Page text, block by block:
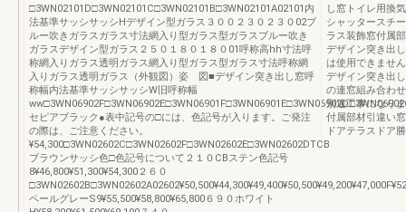
□3WN02101D□3WN02101C□3WN02101B□3WN02101A02101内
法基準サッシサッシHデザイン型ガラス３００２３０２３０02ブ
ルー吹きガラスガラス寸法網入り型ガラス型ガラスブルー吹き
ガラスデザイン型ガラス２５０１８０１８０01呼称高hh寸法呼
称網入りガラス透明ガラス網入り型ガラス型ガラス寸法呼称網
入りガラス透明ガラス（外観図）姿 図■デザイン突き出し窓呼
称幅内法基準サッシサッシW旧呼称幅
セピアブラック●表中記号の□には、色記号が入ります。ご発注
の際は、ご注意ください。
¥54,300□3WN02602C□3WN02602F□3WN02602E□3WN02602DTCB
ブラウンサッシ色□色記号について２１０CBステン色記号
8¥46,800¥51,300¥54,300２６０
ペールグレーS9¥55,500¥58,800¥65,800６９０ホワイト
し窓トイレ用換
シャッタースチ
ラス装飾窓付属
デザイン突き出
は使用できませ
デザイン突き出
の連窓組み合わ
別途工事になり
付属部材引違い
ドアテラスドア